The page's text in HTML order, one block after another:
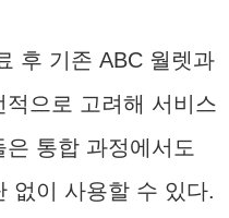
후 기존 ABC 월렛과
으로 고려해 서비스
통합 과정에서도
없이 사용할 수 있다.